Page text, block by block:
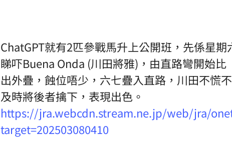
ChatGPT就有2匹參戰馬升上公開班，先係星期
睇吓Buena Onda (川田將雅)，由直路彎開始
出外疊，蝕位唔少，六七疊入直路，川田不慌
及時將後者擒下，表現出色。
https://jra.webcdn.stream.ne.jp/web/jra/
target=202503080410